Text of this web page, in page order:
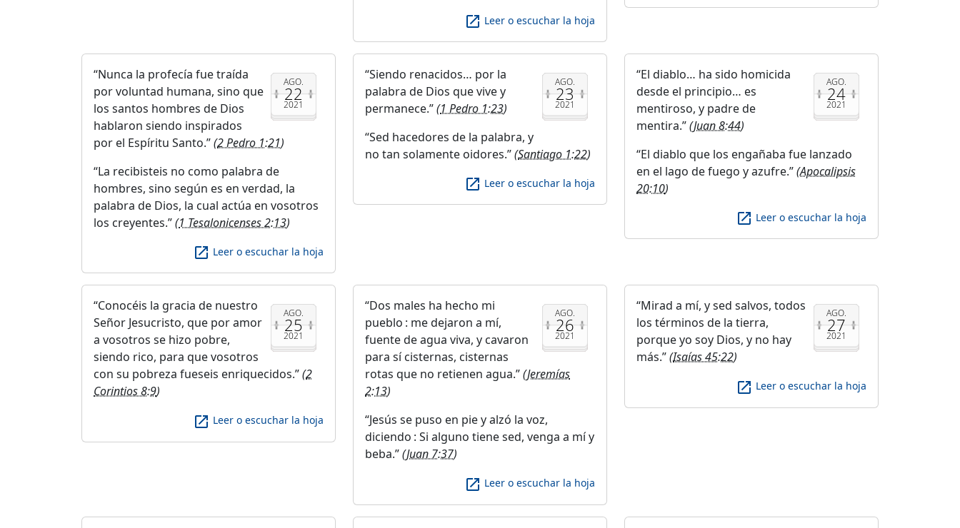
launch Leer o escuchar la hoja
AGO.
22
2021
Nunca la profecía fue traída
por voluntad humana, sino que
los santos hombres de Dios
hablaron siendo inspirados
por el Espíritu Santo. (2 Pedro 1:21)
La recibisteis no como palabra de
hombres, sino según es en verdad, la
palabra de Dios, la cual actúa en vosotros
los creyentes. (1 Tesalonicenses 2:13)
launch Leer o escuchar la hoja
AGO.
23
2021
Siendo renacidos… por la
palabra de Dios que vive y
permanece. (1 Pedro 1:23)
Sed hacedores de la palabra, y
no tan solamente oidores. (Santiago 1:22)
launch Leer o escuchar la hoja
AGO.
24
2021
El diablo… ha sido homicida
desde el principio… es
mentiroso, y padre de
mentira. (Juan 8:44)
El diablo que los engañaba fue lanzado
en el lago de fuego y azufre. (Apocalipsis
20:10)
launch Leer o escuchar la hoja
AGO.
25
2021
Conocéis la gracia de nuestro
Señor Jesucristo, que por amor
a vosotros se hizo pobre,
siendo rico, para que vosotros
con su pobreza fueseis enriquecidos. (2
Corintios 8:9)
launch Leer o escuchar la hoja
AGO.
26
2021
Dos males ha hecho mi
pueblo : me dejaron a mí,
fuente de agua viva, y cavaron
para sí cisternas, cisternas
rotas que no retienen agua. (Jeremías
2:13)
Jesús se puso en pie y alzó la voz,
diciendo : Si alguno tiene sed, venga a mí y
beba. (Juan 7:37)
launch Leer o escuchar la hoja
AGO.
27
2021
Mirad a mí, y sed salvos, todos
los términos de la tierra,
porque yo soy Dios, y no hay
más. (Isaías 45:22)
launch Leer o escuchar la hoja